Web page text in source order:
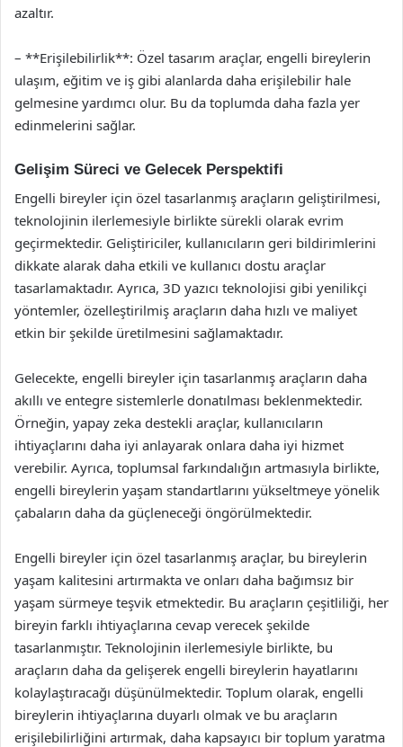
azaltır.
– **Erişilebilirlik**: Özel tasarım araçlar, engelli bireylerin
ulaşım, eğitim ve iş gibi alanlarda daha erişilebilir hale
gelmesine yardımcı olur. Bu da toplumda daha fazla yer
edinmelerini sağlar.
Gelişim Süreci ve Gelecek Perspektifi
Engelli bireyler için özel tasarlanmış araçların geliştirilmesi,
teknolojinin ilerlemesiyle birlikte sürekli olarak evrim
geçirmektedir. Geliştiriciler, kullanıcıların geri bildirimlerini
dikkate alarak daha etkili ve kullanıcı dostu araçlar
tasarlamaktadır. Ayrıca, 3D yazıcı teknolojisi gibi yenilikçi
yöntemler, özelleştirilmiş araçların daha hızlı ve maliyet
etkin bir şekilde üretilmesini sağlamaktadır.
Gelecekte, engelli bireyler için tasarlanmış araçların daha
akıllı ve entegre sistemlerle donatılması beklenmektedir.
Örneğin, yapay zeka destekli araçlar, kullanıcıların
ihtiyaçlarını daha iyi anlayarak onlara daha iyi hizmet
verebilir. Ayrıca, toplumsal farkındalığın artmasıyla birlikte,
engelli bireylerin yaşam standartlarını yükseltmeye yönelik
çabaların daha da güçleneceği öngörülmektedir.
Engelli bireyler için özel tasarlanmış araçlar, bu bireylerin
yaşam kalitesini artırmakta ve onları daha bağımsız bir
yaşam sürmeye teşvik etmektedir. Bu araçların çeşitliliği, her
bireyin farklı ihtiyaçlarına cevap verecek şekilde
tasarlanmıştır. Teknolojinin ilerlemesiyle birlikte, bu
araçların daha da gelişerek engelli bireylerin hayatlarını
kolaylaştıracağı düşünülmektedir. Toplum olarak, engelli
bireylerin ihtiyaçlarına duyarlı olmak ve bu araçların
erişilebilirliğini artırmak, daha kapsayıcı bir toplum yaratma